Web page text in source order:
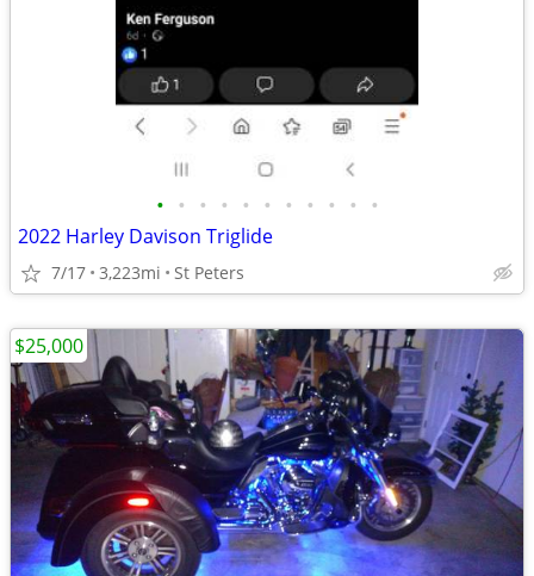
• • • • • • • • • • •
2022 Harley Davison Triglide
7/17 3,223mi St Peters
$25,000